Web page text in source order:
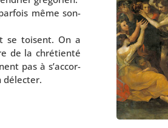
même son­
se toisent. On a
de la chré­tien­té
pas à s’ac­cor­
délecter.